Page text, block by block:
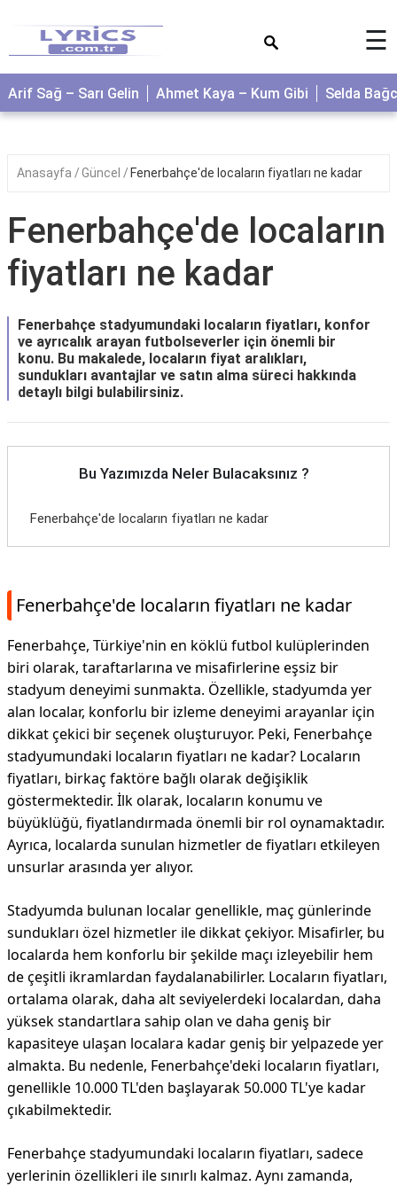
☰
Arif Sağ – Sarı Gelin Ahmet Kaya – Kum Gibi Selda
Anasayfa Güncel Fenerbahçe'de locaların fiyatları ne kadar
Fenerbahçe'de locaların
fiyatları ne kadar
Fenerbahçe stadyumundaki locaların fiyatları, konfor
ve ayrıcalık arayan futbolseverler için önemli bir
konu. Bu makalede, locaların fiyat aralıkları,
sundukları avantajlar ve satın alma süreci hakkında
detaylı bilgi bulabilirsiniz.
Bu Yazımızda Neler Bulacaksınız ?
Fenerbahçe'de locaların fiyatları ne kadar
Fenerbahçe'de locaların fiyatları ne kadar
Fenerbahçe, Türkiye'nin en köklü futbol kulüplerinden
biri olarak, taraftarlarına ve misafirlerine eşsiz bir
stadyum deneyimi sunmakta. Özellikle, stadyumda yer
alan localar, konforlu bir izleme deneyimi arayanlar için
dikkat çekici bir seçenek oluşturuyor. Peki, Fenerbahçe
stadyumundaki locaların fiyatları ne kadar? Locaların
fiyatları, birkaç faktöre bağlı olarak değişiklik
göstermektedir. İlk olarak, locaların konumu ve
büyüklüğü, fiyatlandırmada önemli bir rol oynamaktadır.
Ayrıca, localarda sunulan hizmetler de fiyatları etkileyen
unsurlar arasında yer alıyor.
Stadyumda bulunan localar genellikle, maç günlerinde
sundukları özel hizmetler ile dikkat çekiyor. Misafirler, bu
localarda hem konforlu bir şekilde maçı izleyebilir hem
de çeşitli ikramlardan faydalanabilirler. Locaların fiyatları,
ortalama olarak, daha alt seviyelerdeki localardan, daha
yüksek standartlara sahip olan ve daha geniş bir
kapasiteye ulaşan localara kadar geniş bir yelpazede yer
almakta. Bu nedenle, Fenerbahçe'deki locaların fiyatları,
genellikle 10.000 TL'den başlayarak 50.000 TL'ye kadar
çıkabilmektedir.
Fenerbahçe stadyumundaki locaların fiyatları, sadece
yerlerinin özellikleri ile sınırlı kalmaz. Aynı zamanda,